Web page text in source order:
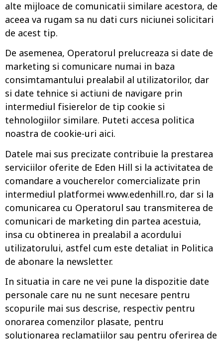
alte mijloace de comunicatii similare acestora, de
aceea va rugam sa nu dati curs niciunei solicitari
de acest tip.
De asemenea, Operatorul prelucreaza si date de
marketing si comunicare numai in baza
consimtamantului prealabil al utilizatorilor, dar
si date tehnice si actiuni de navigare prin
intermediul fisierelor de tip cookie si
tehnologiilor similare. Puteti accesa politica
noastra de cookie-uri aici.
Datele mai sus precizate contribuie la prestarea
serviciilor oferite de Eden Hill si la activitatea de
comandare a voucherelor comercializate prin
intermediul platformei www.edenhill.ro, dar si la
comunicarea cu Operatorul sau transmiterea de
comunicari de marketing din partea acestuia,
insa cu obtinerea in prealabil a acordului
utilizatorului, astfel cum este detaliat in Politica
de abonare la newsletter.
In situatia in care ne vei pune la dispozitie date
personale care nu ne sunt necesare pentru
scopurile mai sus descrise, respectiv pentru
onorarea comenzilor plasate, pentru
solutionarea reclamatiilor sau pentru oferirea de